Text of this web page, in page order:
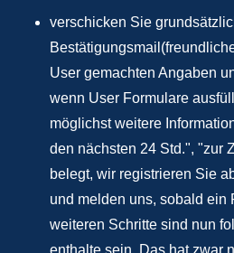
verschicken Sie
User gemachten Angaben
wenn User Formulare
möglichst weitere
den nächsten 24 Std.", "zur
belegt, wir registrieren Sie
und melden uns, sobald ein
weiteren Schritte sind nun
enthalte sein. Das hat zwar